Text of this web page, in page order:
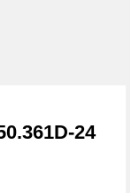
24